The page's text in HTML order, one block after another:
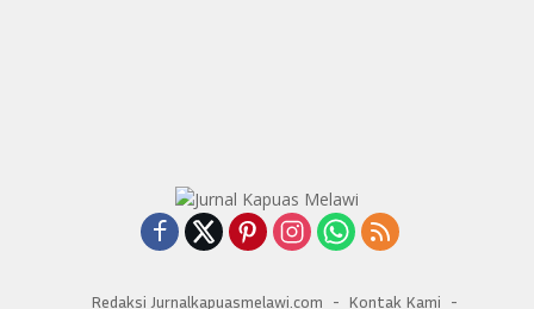
Redaksi Jurnalkapuasmelawi.com Kontak Kami